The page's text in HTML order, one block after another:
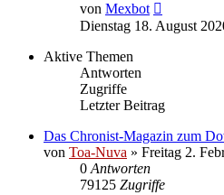
von Mexbot
Beitrag
Dienstag 18. August
Aktive Themen
Antworten
Zugriffe
Letzter Beitrag
Das Chronist-Magazin zum
von Toa-Nuva » Freitag 2.
0 Antworten
79125 Zugriffe